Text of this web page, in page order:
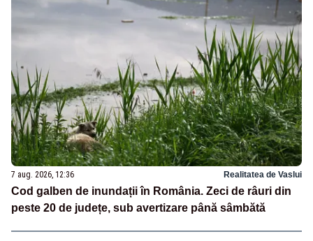
7 aug. 2026, 12:36 Realitatea de Vaslui
Cod galben de inundații în România. Zeci de râuri din
peste 20 de județe, sub avertizare până sâmbătă